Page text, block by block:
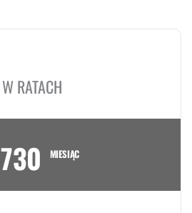
W RATACH
730 MIESIĄC